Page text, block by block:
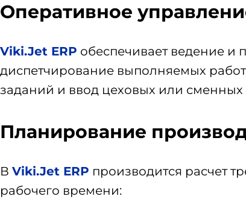
Оперативное
Viki.Jet ERP обеспечивает ведение и
диспетчирование выполняемых
заданий и ввод цеховых или сменных
Планирование
В Viki.Jet ERP производится расчет
рабочего времени: